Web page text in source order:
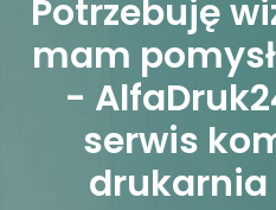
Potrzebuję
mam
-
serwis
drukarnia